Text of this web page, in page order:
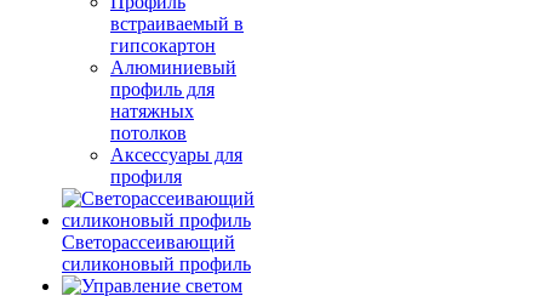
встраиваемый в
гипсокартон
Алюминиевый
профиль для
натяжных
потолков
Аксессуары для
профиля
Светорассеивающий
силиконовый профиль